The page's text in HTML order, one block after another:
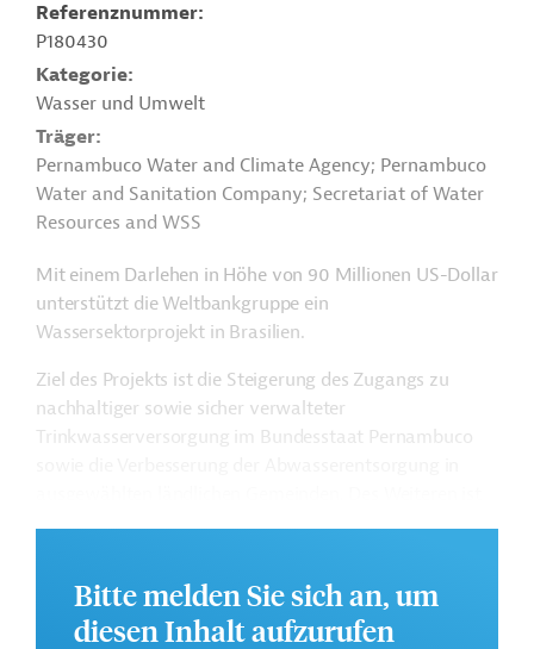
Referenznummer
P180430
Kategorie
Wasser und Umwelt
Träger
Pernambuco Water and Climate Agency; Pernambuco
Water and Sanitation Company; Secretariat of Water
Resources and WSS
Mit einem Darlehen in Höhe von 90 Millionen US-Dollar
unterstützt die Weltbankgruppe ein
Wassersektorprojekt in Brasilien.
Ziel des Projekts ist die Steigerung des Zugangs zu
nachhaltiger sowie sicher verwalteter
Trinkwasserversorgung im Bundesstaat Pernambuco
die Stärkung der Fachkompetenzen des öffentlichen
Die Durchführung des Projekts ist von Mai2024 bis Juli
2032 geplant.
Bitte melden Sie sich an, um
diesen Inhalt aufzurufen